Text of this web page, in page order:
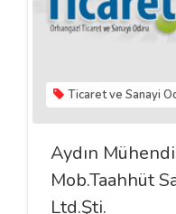
Ticaret ve Sanayi
Aydın
Mob.Taahhüt
Ltd.Şti.